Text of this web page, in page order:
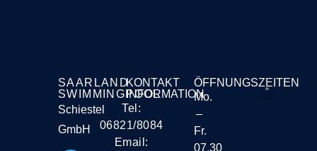
SAARLAND
SWIMMINGPOOL
Schiestel
GmbH
KONTAKT
INFORMATION
Tel:
06821/8084
Email:
ÖFFNUNGSZEITEN
Mo.
–
Fr.
07.30